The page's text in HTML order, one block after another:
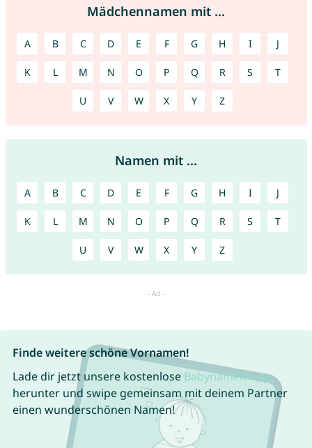
Mädchennamen mit ...
A B C D E F G H I J
K L M N O P Q R S T
U V W X Y Z
Namen mit ...
A B C D E F G H I J
K L M N O P Q R S T
U V W X Y Z
Finde weitere schöne Vornamen!
Lade dir jetzt unsere kostenlose Babynamen App
herunter und swipe gemeinsam mit deinem Partner
einen wunderschönen Namen!